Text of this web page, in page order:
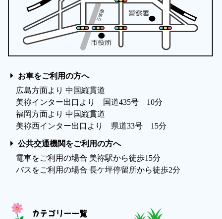
お車をご利用の方へ
広島方面より 中国縦貫道
美祢インター出口より 国道435号 10分
福岡方面より 中国縦貫道
美祢西インター出口より 県道33号 15分
公共交通機関をご利用の方へ
電車をご利用の場合 美祢駅から徒歩15分
バスをご利用の場合 長ケ坪停留所から徒歩2分
カテゴリー一覧